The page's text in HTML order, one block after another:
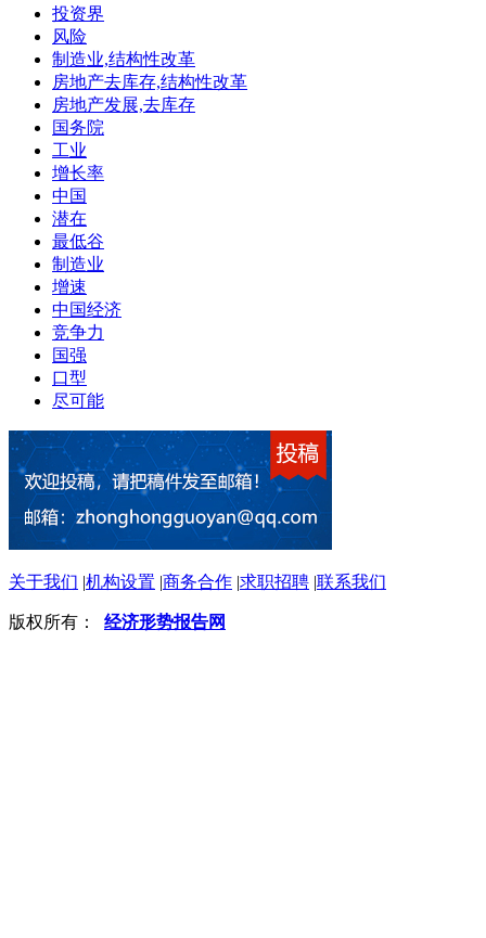
投资界
风险
制造业,结构性改革
房地产去库存,结构性改革
房地产发展,去库存
国务院
工业
增长率
中国
潜在
最低谷
制造业
增速
中国经济
竞争力
国强
口型
尽可能
关于我们 |机构设置 |商务合作 |求职招聘 |联系我们
版权所有： 经济形势报告网